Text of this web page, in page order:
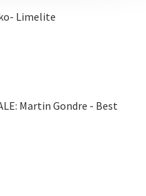
Limelite
Martin Gondre - Best